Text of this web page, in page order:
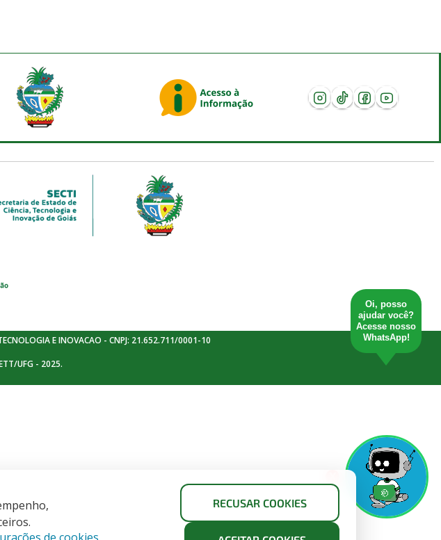
Oi, posso
ajudar você?
Acesse nosso
WhatsApp!
de cookies.
RECUSAR COOKIES
E INOVACAO - CNPJ: 21.652.711/0001-10
UFG - 2025.